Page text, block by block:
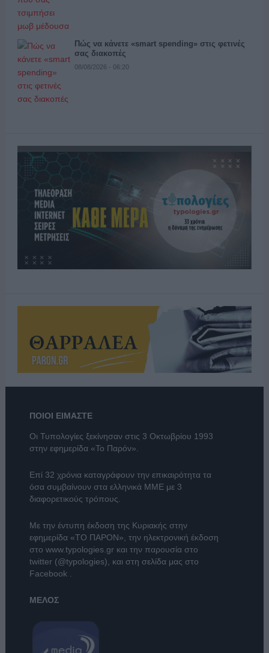
Πώς να κάνετε «smart spending» στις φετινές
σας διακοπές
08/08/2026 - 06:20
ΠΟΙΟΙ ΕΙΜΑΣΤΕ
Οι Τυπολογίες ξεκίνησαν στις 3 Οκτωβρίου 1993
στην εφημερίδα «Το Παρόν».
Επί 32 χρόνια καταγράφουν την επικαιρότητα τα
όσα συμβαίνουν στα ελληνικά ΜΜΕ με 3
διαφορετικούς τρόπους.
Με την έντυπη έκδοση της Κυριακής στην
εφημερίδα «ΤΟ ΠΑΡΟΝ» , την ηλεκτρονική έκδοση
στο www.typologies.grκαι την παρουσία στο
twitter (@typologies) , και στη σελίδα μας στο
Facebook
ΜΕΛΟΣ